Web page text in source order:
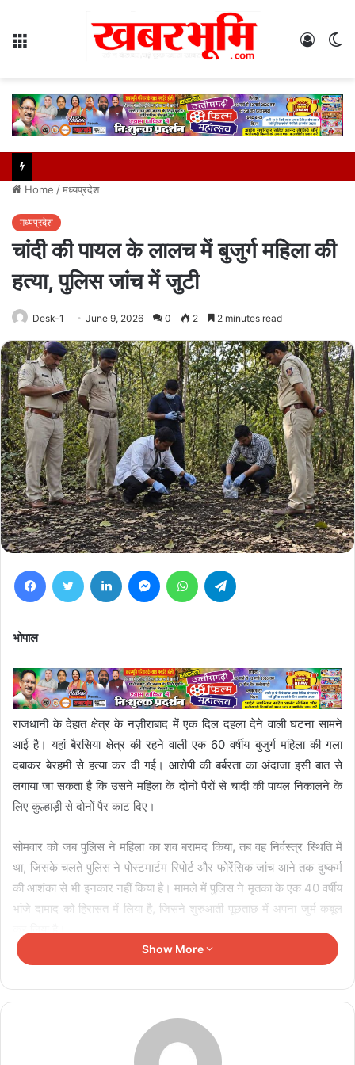
Log
Home /मध्यप्रदेश
मध्यप्रदेश
चांदी की पायल के लालच में बुजुर्ग महिला की
हत्या, पुलिस जांच में जुटी
Desk-1 June 9, 2026 0 2 2 minutes read
FacebookTwitter LinkedIn MessengerWhatsApp
भोपाल
राजधानी के देहात क्षेत्र के नज़ीराबाद में एक दिल दहला देने वाली घटना सामने
आई है। यहां बैरसिया क्षेत्र की रहने वाली एक 60 वर्षीय बुजुर्ग महिला की गला
दबाकर बेरहमी से हत्या कर दी गई। आरोपी की बर्बरता का अंदाजा इसी बात से
लगाया जा सकता है कि उसने महिला के दोनों पैरों से चांदी की पायल निकालने के
लिए कुल्हाड़ी से दोनों पैर काट दिए।
सोमवार को जब पुलिस ने महिला का शव बरामद किया, तब वह निर्वस्त्र स्थिति में
था, जिसके चलते पुलिस ने पोस्टमार्टम रिपोर्ट और फोरेंसिक जांच आने तक दुष्कर्म
की आशंका से भी इनकार नहीं किया है। मामले में पुलिस ने मृतका के एक 40 वर्षीय
भांजे दामाद को हिरासत में लिया है, जिसने शुरुआती पूछताछ में अपना जुर्म कबूल
कर लिया है।
एमपी भवन में साड़ी ड्रेपिंग एवं हैंडलूम डेमोंस्ट्रेशन
प्रतियोगिता का आयोजन 10 अगस्त को
August 8, 2026
Show More